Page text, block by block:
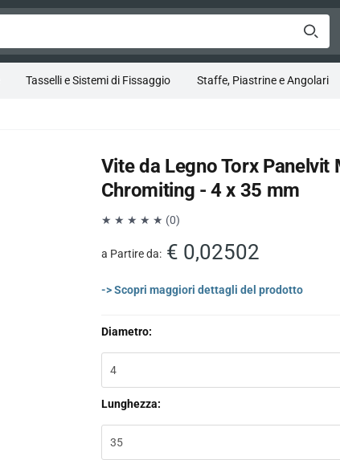
Tasselli e Sistemi di Fissaggio Staffe, Piastrine e Angolari
Vite da Legno Torx Panelvit
Chromiting - 4 x 35 mm
★ ★ ★ ★ ★ (0)
a Partire da:€ 0,02502
-> Scopri maggiori dettagli del prodotto
Diametro:
Lunghezza: